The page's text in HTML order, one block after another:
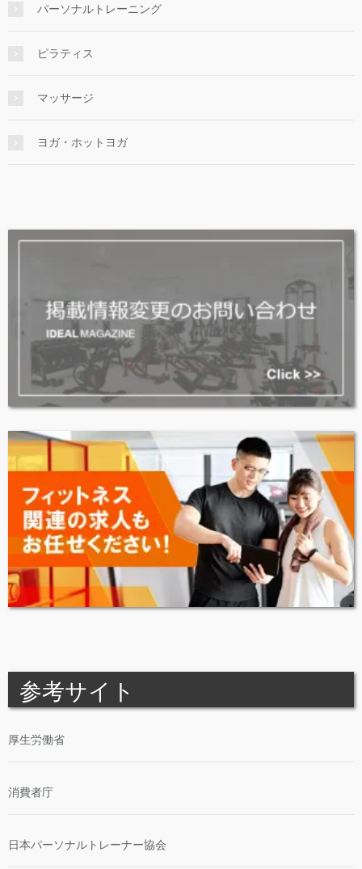
パーソナルトレーニング
ピラティス
マッサージ
ヨガ・ホットヨガ
参考サイト
厚生労働省
消費者庁
日本パーソナルトレーナー協会